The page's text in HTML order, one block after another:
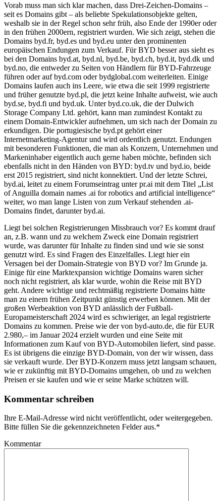
Vorab muss man sich klar machen, dass Drei-Zeichen-Domains –
seit es Domains gibt – als beliebte Spekulationsobjekte gelten,
weshalb sie in der Regel schon sehr früh, also Ende der 1990er oder
in den frühen 2000ern, registriert wurden. Wie sich zeigt, stehen die
Domains byd.fr, byd.es und byd.eu unter den prominenten
europäischen Endungen zum Verkauf. Für BYD besser aus sieht es
bei den Domains byd.at, byd.nl, byd.be, byd.ch, byd.it, byd.dk und
byd.no, die entweder zu Seiten von Händlern für BYD-Fahrzeuge
führen oder auf byd.com oder bydglobal.com weiterleiten. Einige
Domains laufen auch ins Leere, wie etwa die seit 1999 registrierte
und früher genutzte byd.pl, die jetzt keine Inhalte aufweist, wie auch
byd.se, byd.fi und byd.uk. Unter byd.co.uk, die der Dulwich
Storage Company Ltd. gehört, kann man zumindest Kontakt zu
einem Domain-Entwickler aufnehmen, um sich nach der Domain zu
erkundigen. Die portugiesische byd.pt gehört einer
Internetmarketing-Agentur und wird ordentlich genutzt. Endungen
mit besonderen Funktionen, die man als Konzern, Unternehmen und
Markeninhaber eigentlich auch gerne haben möchte, befinden sich
ebenfalls nicht in den Händen von BYD: byd.tv und byd.io, beide
erst 2015 registriert, sind nicht konnektiert. Und der letzte Schrei,
byd.ai, leitet zu einem Forumseintrag unter pr.ai mit dem Titel „List
of Anguilla domain names .ai for robotics and artificial intelligence“
weiter, wo man lange Listen von zum Verkauf stehenden .ai-
Domains findet, darunter byd.ai.
Liegt bei solchen Registrierungen Missbrauch vor? Es kommt drauf
an, z.B. wann und zu welchem Zweck eine Domain registriert
wurde, was darunter für Inhalte zu finden sind und wie sie sonst
genutzt wird. Es sind Fragen des Einzelfalles. Liegt hier ein
Versagen bei der Domain-Strategie von BYD vor? Im Grunde ja.
Einige für eine Marktexpansion wichtige Domains waren sicher
noch nicht registriert, als klar wurde, wohin die Reise mit BYD
geht. Andere wichtige und rechtmäßig registrierte Domains hätte
man zu einem frühen Zeitpunkt günstig erwerben können. Mit der
großen Werbeaktion von BYD anlässlich der Fußball-
Europameisterschaft 2024 wird es schwieriger, an legal registrierte
Domains zu kommen. Preise wie der von byd-auto.de, die für EUR
2.980,– im Januar 2024 erzielt wurden und eine Seite mit
Informationen zum Kauf von BYD-Automobilen liefert, sind passe.
Es ist übrigens die einzige BYD-Domain, von der wir wissen, dass
sie verkauft wurde. Der BYD-Konzern muss jetzt langsam schauen,
wie er zukünftig mit BYD-Domains umgehen, ob und zu welchen
Preisen er sie kaufen und wie er seine Marke schützen will.
Kommentar schreiben
Ihre E-Mail-Adresse wird nicht veröffentlicht, oder weitergegeben.
Bitte füllen Sie die gekennzeichneten Felder aus.*
Kommentar